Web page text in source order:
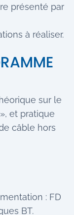
présenté par
à réaliser.
sur le
et pratique
câble hors
: FD
BT.